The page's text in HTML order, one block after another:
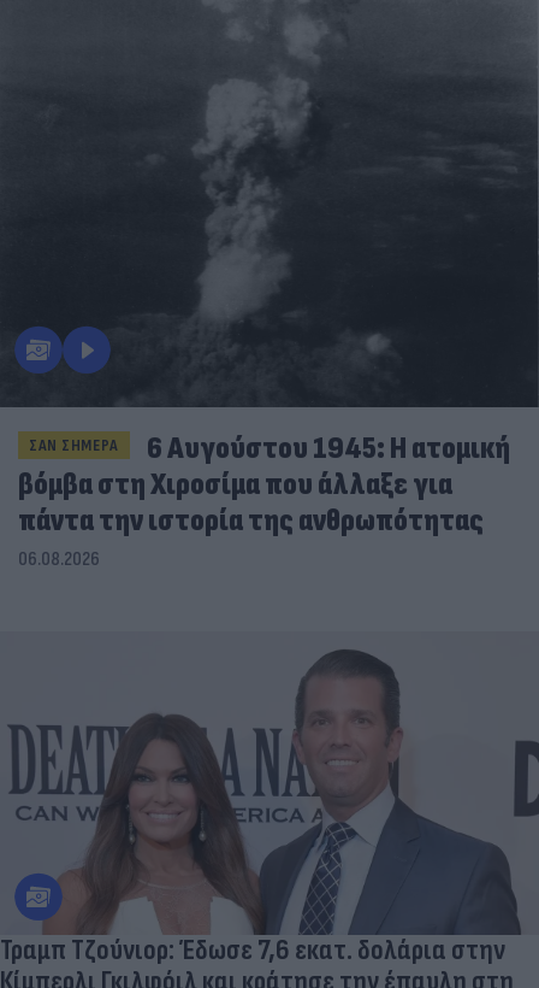
ΣΑΝ ΣΗΜΕΡΑ
6 Αυγούστου 1945: Η ατομική
βόμβα στη Χιροσίμα που άλλαξε για
πάντα την ιστορία της ανθρωπότητας
06.08.2026
Τραμπ Τζούνιορ: Έδωσε 7,6 εκατ. δολάρια στην